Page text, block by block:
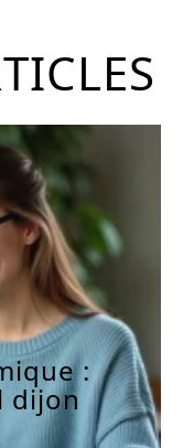
:
dijon